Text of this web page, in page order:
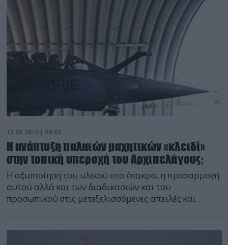
13.08.2010 | 09:02
Η ανάπτυξη παλαιών μαχητικών «κλειδί»
στην τοπική υπεροχή του Αρχιπελάγους;
Η αξιοποίηση του υλικού στο έπακρο, η προσαρμογή
αυτού αλλά και των διαδικασιών και του
προσωπικού στις μετεξελισσόμενες απειλές και
και αποκατάσταση απωλειών κατά τη διάρκεια